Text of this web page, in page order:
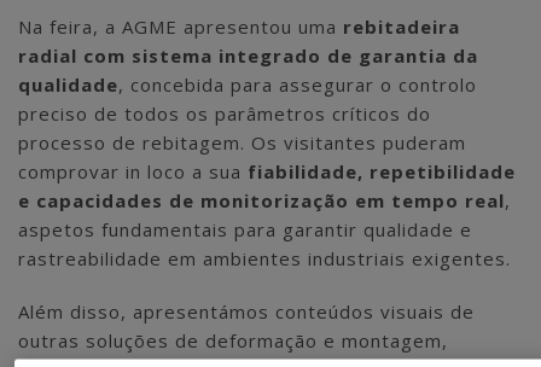
Na feira, a AGME apresentou uma rebitadeira
radial com sistema integrado de garantia da
qualidade, concebida para assegurar o controlo
preciso de todos os parâmetros críticos do
processo de rebitagem. Os visitantes puderam
comprovar in loco a sua fiabilidade, repetibilidade
e capacidades de monitorização em tempo real,
aspetos fundamentais para garantir qualidade e
rastreabilidade em ambientes industriais exigentes.
Além disso, apresentámos conteúdos visuais de
outras soluções de deformação e montagem,